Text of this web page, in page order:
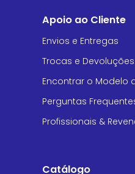
Apoio ao Cliente
Envios e Entregas
Trocas e Devoluções
Encontrar o Modelo
Perguntas
Profissionais &
Catálogo